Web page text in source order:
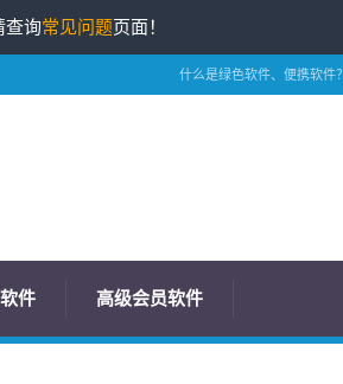
什么是绿色软件、便携软件？
件 高级会员软件
查询常见问题页面！